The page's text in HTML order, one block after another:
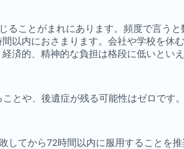
ることがまれにあります。頻度で言う
以内におさまります。会社や学校を休
済的、精神的な負担は格段に低いといえ
とや、後遺症が残る可能性はゼロです。
てから72時間以内に服用することを